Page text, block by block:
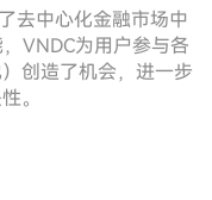
去中心化金融市场中
VNDC为用户参与各
创造了机会，进一步
。